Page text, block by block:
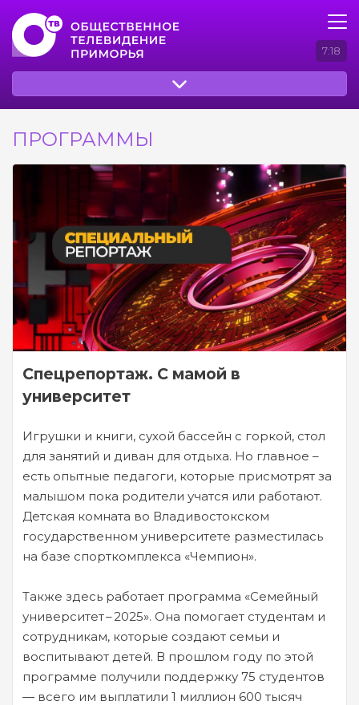
7:18
ПРОГРАММЫ
Спецрепортаж. С мамой в
университет
Игрушки и книги, сухой бассейн с горкой, стол
для занятий и диван для отдыха. Но главное –
есть опытные педагоги, которые присмотрят за
малышом пока родители учатся или работают.
Детская комната во Владивостокском
государственном университете разместилась
на базе спорткомплекса «Чемпион».
Также здесь работает программа «Семейный
университет – 2025». Она помогает студентам и
сотрудникам, которые создают семьи и
воспитывают детей. В прошлом году по этой
программе получили поддержку 75 студентов
— всего им выплатили 1 миллион 600 тысяч